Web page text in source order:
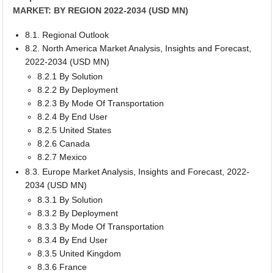
MARKET: BY REGION 2022-2034 (USD MN)
8.1. Regional Outlook
8.2. North America Market Analysis, Insights and Forecast,
2022-2034 (USD MN)
8.2.1 By Solution
8.2.2 By Deployment
8.2.3 By Mode Of Transportation
8.2.4 By End User
8.2.5 United States
8.2.6 Canada
8.2.7 Mexico
8.3. Europe Market Analysis, Insights and Forecast, 2022-
2034 (USD MN)
8.3.1 By Solution
8.3.2 By Deployment
8.3.3 By Mode Of Transportation
8.3.4 By End User
8.3.5 United Kingdom
8.3.6 France